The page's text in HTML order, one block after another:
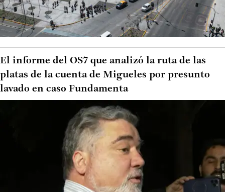
El informe del OS7 que analizó la ruta de las
platas de la cuenta de Migueles por presunto
lavado en caso Fundamenta